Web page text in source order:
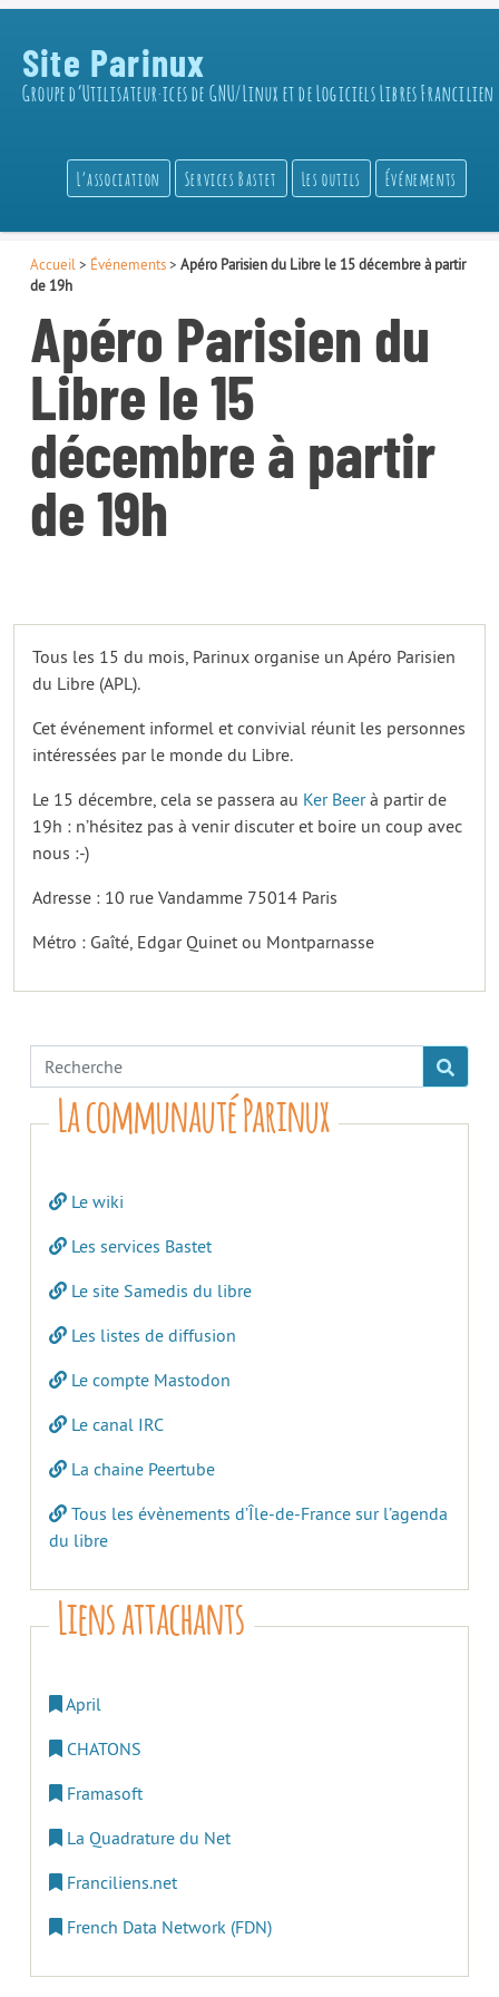
Site Parinux
Groupe d’Utilisateur·ices de GNU/Linux et de Logiciels Libres Francilien
L’association Services Bastet Les outils Événements
Accueil > Événements> Apéro Parisien du Libre le 15 décembre à partir
de 19h
Apéro Parisien du
Libre le 15
décembre à partir
de 19h
Tous les 15 du mois, Parinux organise un Apéro Parisien
du Libre (APL).
Cet événement informel et convivial réunit les personnes
intéressées par le monde du Libre.
Le 15 décembre, cela se passera au Ker Beerà partir de
19h : n’hésitez pas à venir discuter et boire un coup avec
nous :-)
Adresse : 10 rue Vandamme 75014 Paris
Métro : Gaîté, Edgar Quinet ou Montparnasse
La communauté Parinux
Le wiki
Les services Bastet
Le site Samedis du libre
Les listes de diffusion
Le compte Mastodon
Le canal IRC
La chaine Peertube
Tous les évènements d’Île-de-France sur l’agenda
du libre
Liens attachants
April
CHATONS
Framasoft
La Quadrature du Net
Franciliens.net
French Data Network (FDN)